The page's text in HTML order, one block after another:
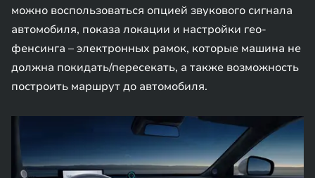
можно воспользоваться опцией звукового сигнала
автомобиля, показа локации и настройки гео-
фенсинга – электронных рамок, которые машина не
должна покидать/пересекать, а также возможность
построить маршрут до автомобиля.